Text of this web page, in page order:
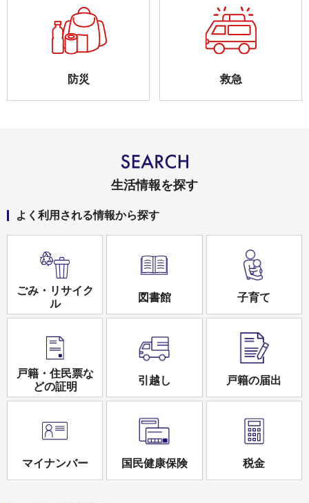
防災 救急
生活情報を探す
よく利用される情報から探す
ごみ・リサイク
ル
図書館 子育て
戸籍・住民票な
どの証明
引越し 戸籍の届出
マイナンバー 国民健康保険 税金